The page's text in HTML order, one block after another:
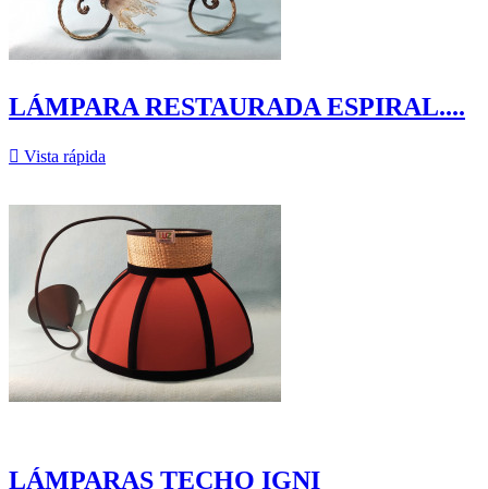
LÁMPARA RESTAURADA ESPIRAL....
 Vista rápida
LÁMPARAS TECHO IGNI